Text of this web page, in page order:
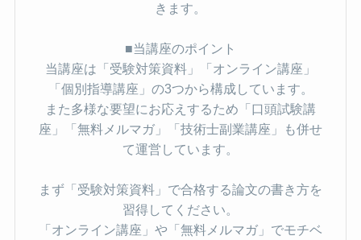
きます。
■当講座のポイント
当講座は「受験対策資料」「オンライン講座」
「個別指導講座」の3つから構成しています。
また多様な要望にお応えするため「口頭試験講
座」「無料メルマガ」「技術士副業講座」も併せ
て運営しています。
まず「受験対策資料」で合格する論文の書き方を
習得してください。
「オンライン講座」や「無料メルマガ」でモチベ